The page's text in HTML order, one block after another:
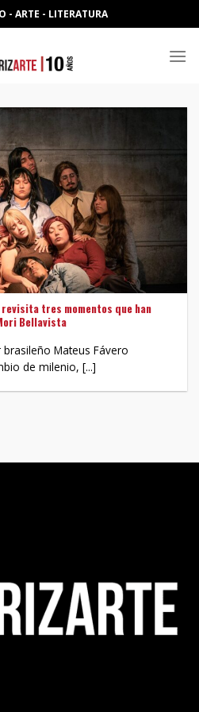
- ARTE - LITERATURA
revisita tres momentos que han
Bellavista
Mateus Fávero
de milenio, [...]